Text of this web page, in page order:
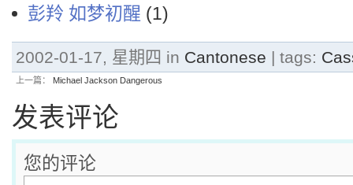
彭羚 如梦初醒 (1)
2002-01-17, 星期四 in Cantonese | tags:
上一篇： Michael Jackson Dangerous
发表评论
您的评论